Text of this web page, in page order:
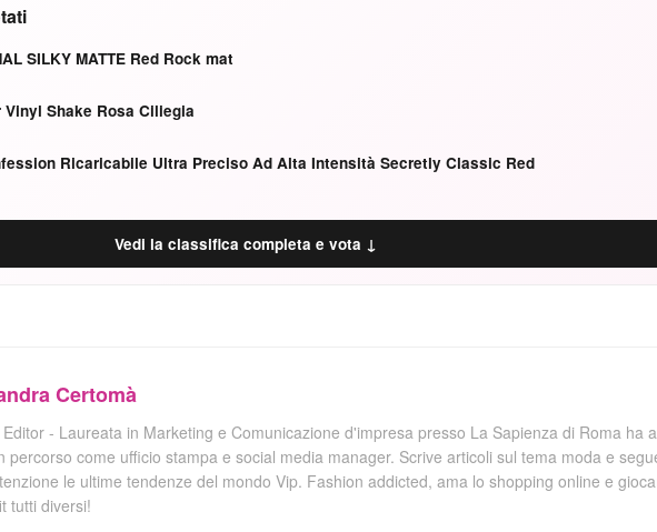
SILKY MATTE Red Rock mat
Vinyl Shake Rosa Ciliegia
Ricaricabile Ultra Preciso Ad Alta Intensità Secretly Classic Red
Vedi la classifica completa e vota ↓
Certomà
- Laureata in Marketing e Comunicazione d'impresa presso La Sapienza di Roma ha
percorso come ufficio stampa e social media manager. Scrive articoli sul tema moda e
le ultime tendenze del mondo Vip. Fashion addicted, ama lo shopping online e
tutti diversi!